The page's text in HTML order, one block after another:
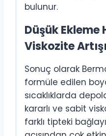
bulunur.
Düşük Ekleme
Viskozite
Sonuç olarak
formüle edilen
sıcaklıklarda
kararlı ve sabit
farklı tipteki